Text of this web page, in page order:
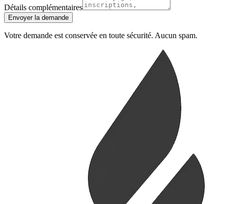
Détails complémentaires
Envoyer la demande
Votre demande est conservée en toute sécurité. Aucun spam.